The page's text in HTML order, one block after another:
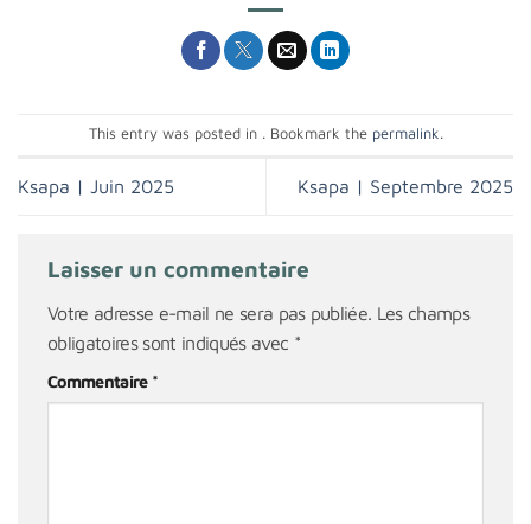
This entry was posted in . Bookmark the permalink.
Ksapa | Juin 2025 Ksapa | Septembre 2025
Laisser un commentaire
Votre adresse e-mail ne sera pas publiée. Les champs
obligatoires sont indiqués avec *
Commentaire *